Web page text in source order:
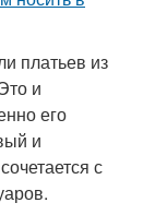
платьев из
и
его
и
с